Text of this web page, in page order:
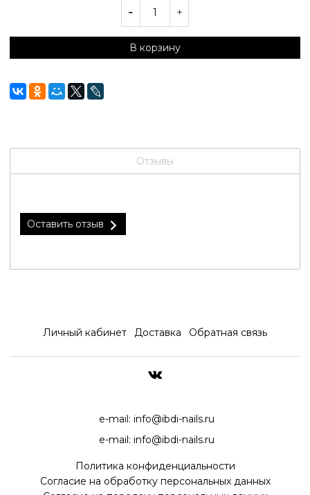
В корзину
Отзывы
Оставить отзыв
Личный кабинет Доставка Обратная связь
e-mail: info@ibdi-nails.ru
e-mail: info@ibdi-nails.ru
Политика конфиденциальности
Согласие на обработку персональных данных